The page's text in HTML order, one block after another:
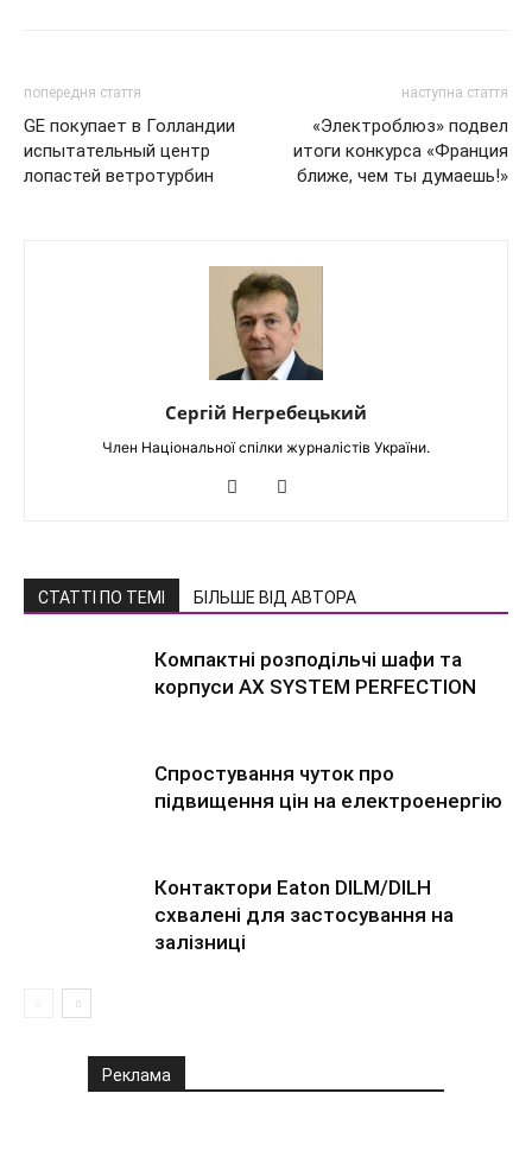
попередня стаття
GE покупает в Голландии
испытательный центр
лопастей ветротурбин
наступна стаття
«Электроблюз» подвел
итоги конкурса «Франция
ближе, чем ты думаешь!»
Сергій Негребецький
Член Національної спілки журналістів України.
СТАТТІ ПО ТЕМІ БІЛЬШЕ ВІД АВТОРА
Компактні розподільчі шафи та
корпуси AX SYSTEM PERFECTION
Спростування чуток про
підвищення цін на електроенергію
Контактори Eaton DILM/DILH
схвалені для застосування на
залізниці
Реклама